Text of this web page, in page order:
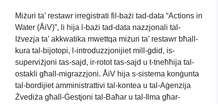
Miżuri ta’ restawr irreġistrati fil-bażi tad-data “Actions in
Water (ÅiV)”, li hija l-bażi tad-data nazzjonali tal-
Iżvezja ta’ akkwatika mwettqa miżuri ta’ restawr bħall-
kura tal-bijotopi, l-introduzzjonijiet mill-ġdid, is-
superviżjoni tas-sajd, ir-rotot tas-sajd u t-tneħħija tal-
ostakli għall-migrazzjoni. ÅiV hija s-sistema konġunta
tal-bordijiet amministrattivi tal-kontea u tal-Aġenzija
Żvediża għall-Ġestjoni tal-Baħar u tal-Ilma għar-